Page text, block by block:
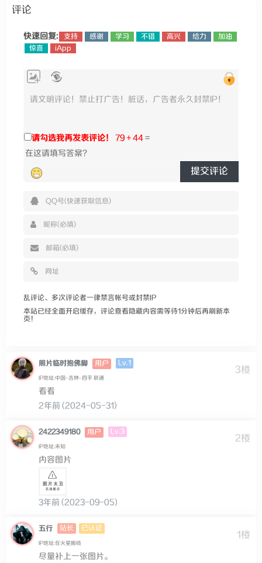
评论
快速回复: 支持 感谢 学习 不错 高兴 给力
加油
惊喜
iApp
请勾选我再发表评论！ 79 + 44=
提交评论
乱评论、多次评论者一律禁言帐号或封禁IP
本站已经全面开启缓存，评论查看隐藏内容需等待1分钟后再刷新本
页！
3楼
照片临时抱佛脚 用户 Lv.1
IP地址:中国–吉林–四平 联通
看看
2年前 (2024-05-31)
2楼
2422349180 用户 Lv.3
IP地址:未知
内容图片
3年前 (2023-09-05)
1楼
五行 站长 已认证
IP地址:在火星搬砖
尽量补上一张图片。